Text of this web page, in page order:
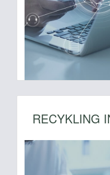
RECYKLING